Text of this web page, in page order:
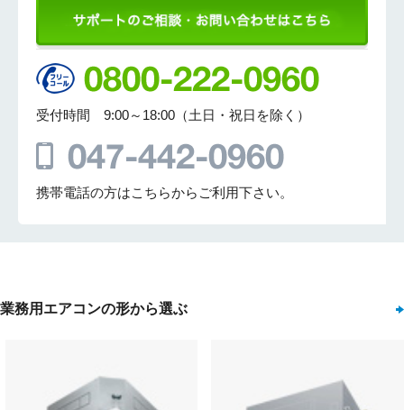
受付時間 9:00～18:00（土日・祝日を除く）
携帯電話の方はこちらからご利用下さい。
業務用エアコンの形から選ぶ